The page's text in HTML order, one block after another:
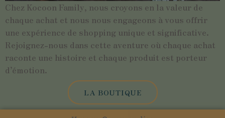
Chez Kocoon Family, nous croyons en la valeur de
chaque achat et nous nous engageons à vous offrir
une expérience de shopping unique et significative.
Rejoignez-nous dans cette aventure où chaque achat
raconte une histoire et chaque produit est porteur
d’émotion.
LA BOUTIQUE